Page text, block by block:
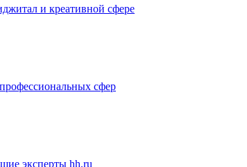
и креативной сфере
сфер
эксперты hh.ru